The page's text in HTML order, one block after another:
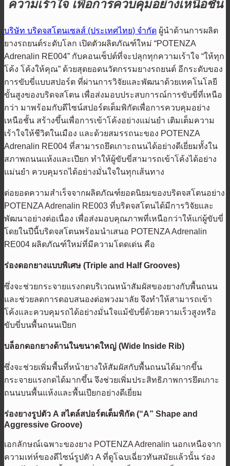
ความเร้าใจ เพื่อการควบคุมอย่างเหนือชั้น
บริษัท บริดจสโตนเซลส์ (ประเทศไทย) จำกัด ผู้นําด้านการผลิต
ยางรถยนต์ระดับโลก เปิดตัวผลิตภัณฑ์ใหม่ “POTENZA
Adrenalin RE004” กับคอนเซ็ปต์ที่จะปลุกทุกความเร้าใจ “ให้ทุก
โค้ง โค้งให้คุณ” ด้วยสุดยอดนวัตกรรมยางรถยนต์ อีกระดับของ
การขับขี่แบบสปอร์ต ที่ผ่านการวิจัยและพัฒนาด้วยเทคโนโลยี
ขั้นสูงของบริดจสโตน เพื่อส่งมอบประสบการณ์การขับขี่ที่เหนือ
กว่า มาพร้อมกับดีไซน์สปอร์ตเต็มพิกัดเพื่อการควบคุมอย่าง
เหนือชั้น สร้างขึ้นเพื่อการเข้าโค้งอย่างแม่นยำ เติมเต็มความ
เร้าใจให้ชีวิตในเมือง และด้วยสมรรถนะของ POTENZA
Adrenalin RE004 ที่สามารถยึดเกาะถนนได้อย่างดีเยี่ยมทั้งใน
สภาพถนนแห้งและเปียก ทำให้ผู้ขับขี่สามารถเข้าโค้งได้อย่าง
แม่นยำ ควบคุมรถได้อย่างมั่นใจในทุกเส้นทาง
ต่อยอดความสำเร็จจากผลิตภัณฑ์ยอดนิยมของบริดจสโตนอย่าง
POTENZA Adrenalin RE003 ที่บริดจสโตนได้มีการวิจัยและ
พัฒนาอย่างต่อเนื่อง เพื่อส่งมอบคุณภาพที่เหนือกว่าให้แก่ผู้ขับขี่
โดยในปีนี้บริดจสโตนพร้อมนำเสนอ POTENZA Adrenalin
RE004 ผลิตภัณฑ์ใหม่ที่มีความโดดเด่น คือ
ร่องดอกยางแบบพิเศษ (Triple and Half Grooves)
ซึ่งจะช่วยกระจายแรงกดบริเวณหน้าสัมผัสของยางกับพื้นถนน
และช่วยลดการตอบสนองต่อพวงมาลัย จึงทำให้สามารถเข้า
โค้งและควบคุมรถได้อย่างมั่นใจแม้ขับขี่ด้วยความเร็วสูงหรือ
ขับขี่บนพื้นถนนเปียก
บล็อกดอกยางด้านในขนาดใหญ่ (Wide Inside Rib)
ซึ่งจะช่วยเพิ่มพื้นที่หน้ายางให้สัมผัสกับพื้นถนนได้มากขึ้น
กระจายแรงกดได้มากขึ้น จึงช่วยเพิ่มประสิทธิภาพการยึดเกาะ
ถนนบนพื้นแห้งและพื้นเปียกอย่างดีเยี่ยม
ร่องยางรูปตัว A สไตล์สปอร์ตเต็มพิกัด (“A” Shape and
Aggressive Groove)
เอกลักษณ์เฉพาะของยาง POTENZA Adrenalin นอกเหนือจาก
ความเท่ห์ของดีไซน์รูปตัว A ที่ดูโฉบเฉี่ยวทันสมัยแล้วนั้น ร่อง